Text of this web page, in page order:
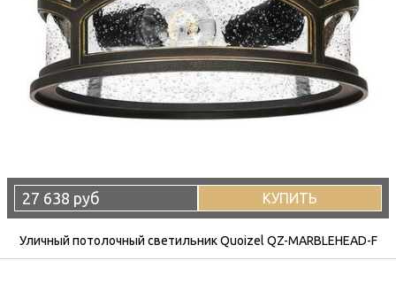
27 638 руб КУПИТЬ
Уличный потолочный светильник Quoizel QZ-MARBLEHEAD-F